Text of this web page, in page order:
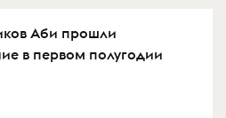
Аби прошли
в первом полугодии